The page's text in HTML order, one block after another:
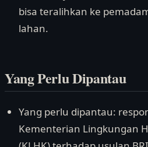
bisa teralihkan ke
lahan.
Yang Perlu Dipantau
Yang perlu dipantau:
Kementerian Lingkungan